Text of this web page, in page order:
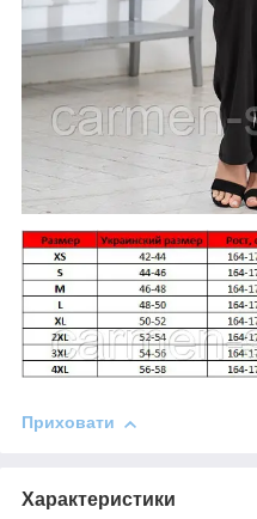
Приховати
Характеристики